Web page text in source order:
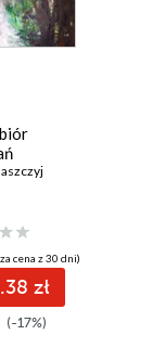
cena z 30 dni)
zł
(-17%)